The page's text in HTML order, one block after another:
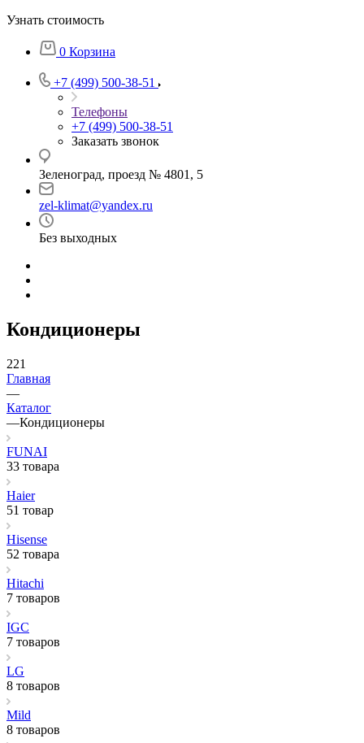
Узнать стоимость
0 Корзина
+7 (499) 500-38-51
Телефоны
+7 (499) 500-38-51
Заказать звонок
Зеленоград, проезд № 4801, 5
zel-klimat@yandex.ru
Без выходных
Кондиционеры
221
Главная
—
Каталог
—Кондиционеры
FUNAI
33 товара
Haier
51 товар
Hisense
52 товара
Hitachi
7 товаров
IGC
7 товаров
LG
8 товаров
Mild
8 товаров